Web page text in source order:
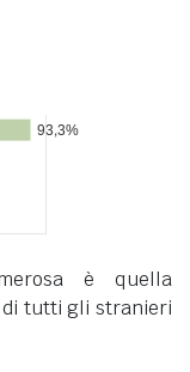
è quella
di tutti gli stranieri